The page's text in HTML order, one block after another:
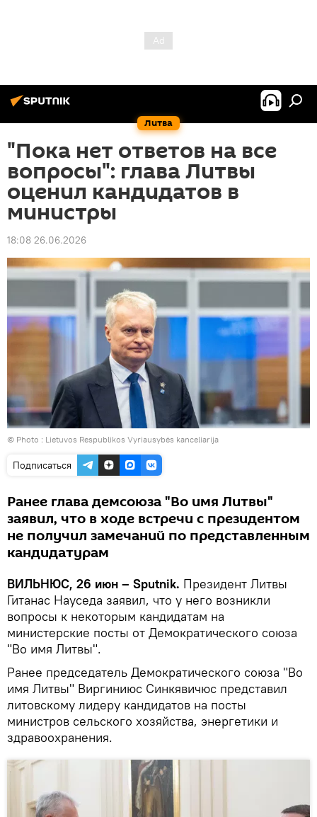
Литва
"Пока нет ответов на все
вопросы": глава Литвы
оценил кандидатов в
министры
18:08 26.06.2026
© Photo : Lietuvos Respublikos Vyriausybės kanceliarija
Подписаться
Ранее глава демсоюза "Во имя Литвы"
заявил, что в ходе встречи с президентом
не получил замечаний по представленным
кандидатурам
ВИЛЬНЮС, 26 июн – Sputnik. Президент Литвы
Гитанас Науседа заявил, что у него возникли
вопросы к некоторым кандидатам на
министерские посты от Демократического союза
"Во имя Литвы".
Ранее председатель Демократического союза "Во
имя Литвы" Виргиниюс Синкявичюс представил
литовскому лидеру кандидатов на посты
министров сельского хозяйства, энергетики и
здравоохранения.